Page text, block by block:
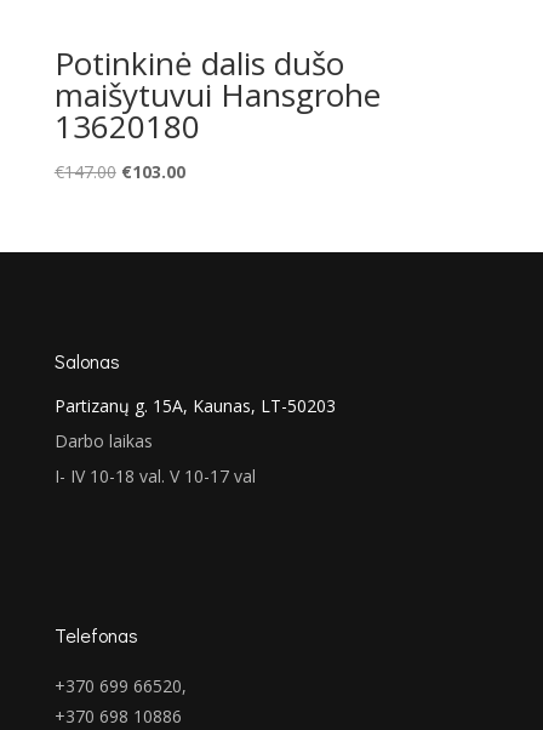
Potinkinė dalis dušo
maišytuvui Hansgrohe
13620180
€147.00 Original
€147.00.
€103.00Current
€103.00.
Salonas
Partizanų g. 15A, Kaunas, LT-50203
Darbo laikas
I- IV 10-18 val. V 10-17 val
Telefonas
+370 699 66520,
+370 698 10886